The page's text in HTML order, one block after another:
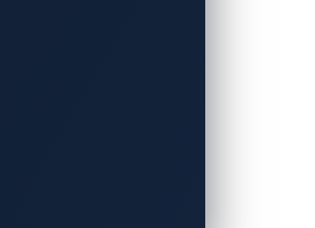
ました。これ